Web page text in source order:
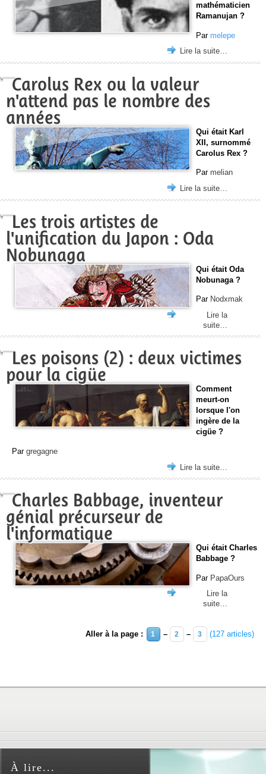
mathématicien
Ramanujan ?
Par melepe
Lire la suite…
Carolus Rex ou la valeur
n'attend pas le nombre des
années
Qui était Karl
XII, surnommé
Carolus Rex ?
Par melian
Lire la suite…
Les trois artistes de
l'unification du Japon : Oda
Nobunaga
Qui était Oda
Nobunaga ?
Par Nodxmak
Lire la
suite…
Les poisons (2) : deux victimes
pour la cigüe
Comment
meurt-on
lorsque l'on
ingère de la
cigüe ?
Par gregagne
Lire la suite…
Charles Babbage, inventeur
génial précurseur de
l'informatique
Qui était Charles
Babbage ?
Par PapaOurs
Lire la
suite…
Aller à la page : 1 – 2 – 3 (127 articles)
À lire...